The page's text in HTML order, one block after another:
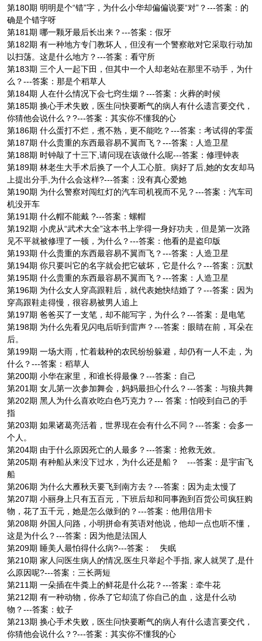
第180期 明明是个“错”字，为什么小华却偏偏说要“对”？---答案：的
确是个错字呀
第181期 哪一颗牙最后长出来？---答案：假牙
第182期 有一种地方专门教坏人，但没有一个警察敢对它采取行动加
以扫荡。这是什么地方？---答案：看守所
第183期 三个人一起下田，但其中一个人却老站在那里不动手，为什
么？---答案：那是个稻草人
第184期 人在什么情况下会七窍生烟？---答案：火葬的时候
第185期 换心手术失败，医生问快要断气的病人有什么遗言要交代，
你猜他会说什么？?---答案：其实你不懂我的心
第186期 什么蛋打不烂，煮不熟，更不能吃？---答案：考试得的零蛋
第187期 什么贵重的东西最容易不翼而飞？---答案：人造卫星
第188期 时钟敲了十三下,请问现在该做什么呢---答案：修理钟表
第189期 林老生大手术后换了一个人工心脏。病好了后,她的女友却马
上提出分手,为什么会这样?---答案：没有真心爱她
第190期 为什么警察对闯红灯的汽车司机视而不见？---答案：汽车司
机没开车
第191期 什么帽不能戴 ?---答案：螺帽
第192期 小虎从“武术大全”这本书上学得一身好功夫，但是第一次路
见不平就被修理了一顿，为什么？---答案：他看的是盗印版
第193期 什么贵重的东西最容易不翼而飞？---答案：人造卫星
第194期 你只要叫它的名字就会把它破坏，它是什么？---答案：沉默
第195期 什么贵重的东西最容易不翼而飞？---答案：人造卫星
第196期 为什么女人穿高跟鞋后，就代表她快结婚了？---答案：因为
穿高跟鞋走得慢，很容易被男人追上
第197期 爸爸买了一支笔，却不能写字，为什么？---答案：是电笔
第198期 为什么先看见闪电后听到雷声？---答案：眼睛在前，耳朵在
后。
第199期 一场大雨，忙着栽种的农民纷纷躲避，却仍有一人不走，为
什么？---答案：稻草人
第200期 小华在家里，和谁长得最像？---答案：自己
第201期 女儿第一次参加舞会，妈妈最担心什么？---答案：与狼共舞
第202期 黑人为什么喜欢吃白色巧克力？--- 答案：怕咬到自己的手
指
第203期 如果诸葛亮活着，世界现在会有什么不同？---答案：会多一
个人。
第204期 由于什么原因死亡的人最多？---答案：抢救无效。
第205期 有种船从来没下过水，为什么还是船？ ---答案：是宇宙飞
船
第206期 为什么大雁秋天要飞到南方去？---答案：因为走太慢了
第207期 小丽身上只有五百元，下班后却和同事跑到百货公司疯狂购
物，花了五千元，她是怎么做到的？---答案：他用信用卡
第208期 外国人问路，小明拼命有英语对他说，他却一点也听不懂，
这是为什么？---答案：因为他是法国人
第209期 睡美人最怕得什么病?---答案： 失眠
第210期 家人问医生病人的情况,医生只举起个手指, 家人就哭了,是什
么原因呢?---答案：三长两短
第211期 一朵插在牛粪上的鲜花是什么花？---答案：牵牛花
第212期 有一种动物，你杀了它却流了你自己的血，这是什么动
物？---答案：蚊子
第213期 换心手术失败，医生问快要断气的病人有什么遗言要交代，
你猜他会说什么？?---答案：其实你不懂我的心